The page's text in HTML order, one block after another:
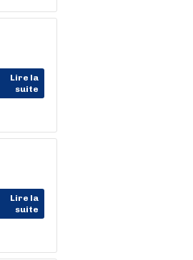
Lire la
suite
Lire la
suite